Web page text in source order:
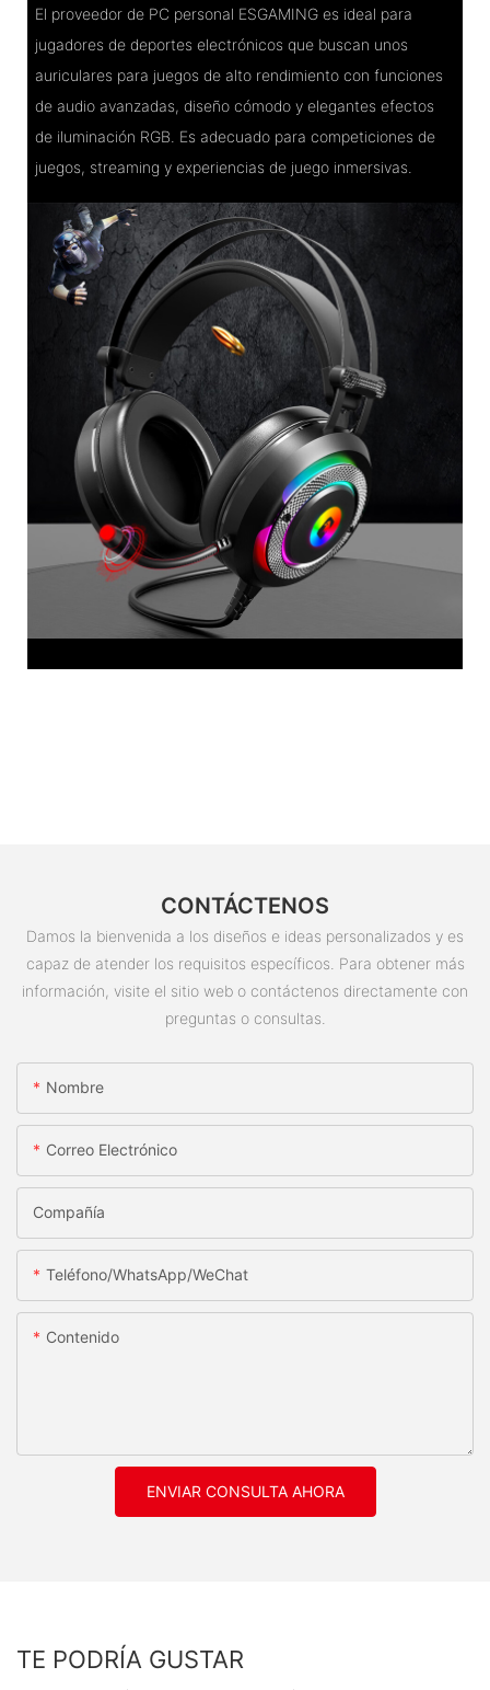
El proveedor de PC personal ESGAMING es ideal para
jugadores de deportes electrónicos que buscan unos
auriculares para juegos de alto rendimiento con funciones
de audio avanzadas, diseño cómodo y elegantes efectos
de iluminación RGB. Es adecuado para competiciones de
juegos, streaming y experiencias de juego inmersivas.
CONTÁCTENOS
Damos la bienvenida a los diseños e ideas personalizados y es
capaz de atender los requisitos específicos. Para obtener más
información, visite el sitio web o contáctenos directamente con
preguntas o consultas.
Nombre
Correo Electrónico
Compañía
Teléfono/WhatsApp/WeChat
Contenido
ENVIAR CONSULTA AHORA
TE PODRÍA GUSTAR